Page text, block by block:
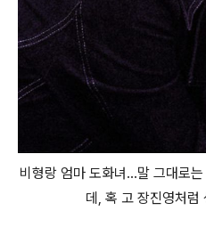
비형랑 엄마 도화녀...말 그대로
데, 혹 고 장진영처럼